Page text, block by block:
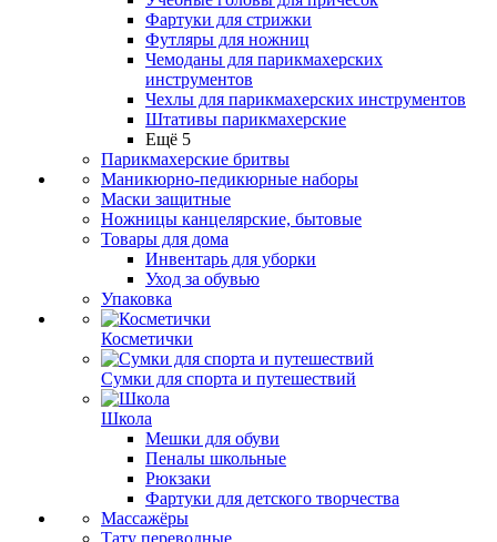
Фартуки для стрижки
Футляры для ножниц
Чемоданы для парикмахерских
инструментов
Чехлы для парикмахерских инструментов
Штативы парикмахерские
Ещё 5
Парикмахерские бритвы
Маникюрно-педикюрные наборы
Маски защитные
Ножницы канцелярские, бытовые
Товары для дома
Инвентарь для уборки
Уход за обувью
Упаковка
Косметички
Сумки для спорта и путешествий
Школа
Мешки для обуви
Пеналы школьные
Рюкзаки
Фартуки для детского творчества
Массажёры
Тату переводные